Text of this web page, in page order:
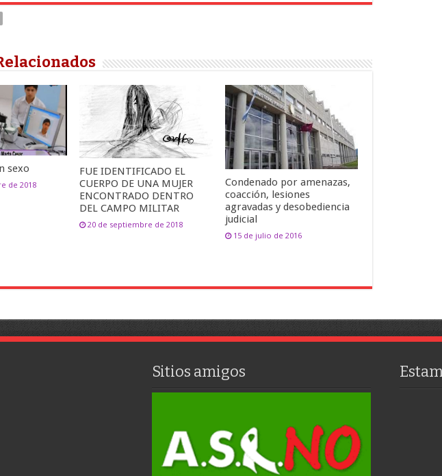
sexo
de 2018
FUE IDENTIFICADO EL
CUERPO DE UNA MUJER
ENCONTRADO DENTRO
DEL CAMPO MILITAR
20 de septiembre de 2018
Condenado por amenazas,
coacción, lesiones
agravadas y desobediencia
judicial
15 de julio de 2016
Sitios amigos